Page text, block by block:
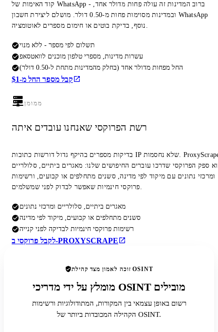
קוד האימות של WhatsApp - ברוב המדינות זה עולה פחות מדולר אחד,
ובמדינות מסוימות פחות מ-0.50 דולר. מושלם ליצירת חשבון WhatsApp
נוסף, בדיקת בוטים או חימום מספרים לאוטומציה.
תשלום לפי מספר - ללא מנוי
עשרות מדינות, מספרי טלפון מוכנים לוואטסאפ
החל מפחות מדולר אחד (בחלק מהמדינות מתחת ל-0.50 דולר)
קבל מספר החל מ-$1
ממומן
רשת הפרוקסי שאנחנו עובדים איתה
בדיקות מספרים בהיקף גדול דורשות כתובות IP שלא נחסמות. ProxyScrape
ספק הפרוקסי שדרכו עוברים החיפושים שלנו: מאגרים ביתיים, סלולריים
ומרכזי נתונים עם מיקוד לפי מדינה, סשנים מתחלפים או קבועים, ורשימות
פרוקסי חינמיות שאפשר לבדוק לפני שמשלמים.
מאגרים ביתיים, סלולריים ומרכזי נתונים
סשנים מתחלפים או קבועים, מיקוד לפי מדינה
רשימות פרוקסי חינמיות לבדיקה לפני קנייה
לקבל פרוקסי ב-PROXYSCRAPE
זוכה לאמון מצד קהילת OSINT
מומלץ על ידי מדריכי OSINT מובילים
רשום באופן עצמאי בין המקורות, המתודולוגיות ורשימות
הקהילה המכובדות ביותר של OSINT.